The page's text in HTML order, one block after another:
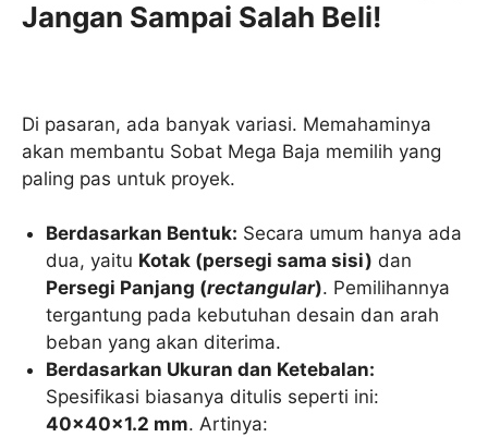
Jangan Sampai Salah Beli!
Di pasaran, ada banyak variasi. Memahaminya
akan membantu Sobat Mega Baja memilih yang
paling pas untuk proyek.
Berdasarkan Bentuk: Secara umum hanya ada
dua, yaitu Kotak (persegi sama sisi) dan
Persegi Panjang (rectangular). Pemilihannya
tergantung pada kebutuhan desain dan arah
beban yang akan diterima.
Berdasarkan Ukuran dan Ketebalan:
Spesifikasi biasanya ditulis seperti ini:
40x40x1.2 mm. Artinya: